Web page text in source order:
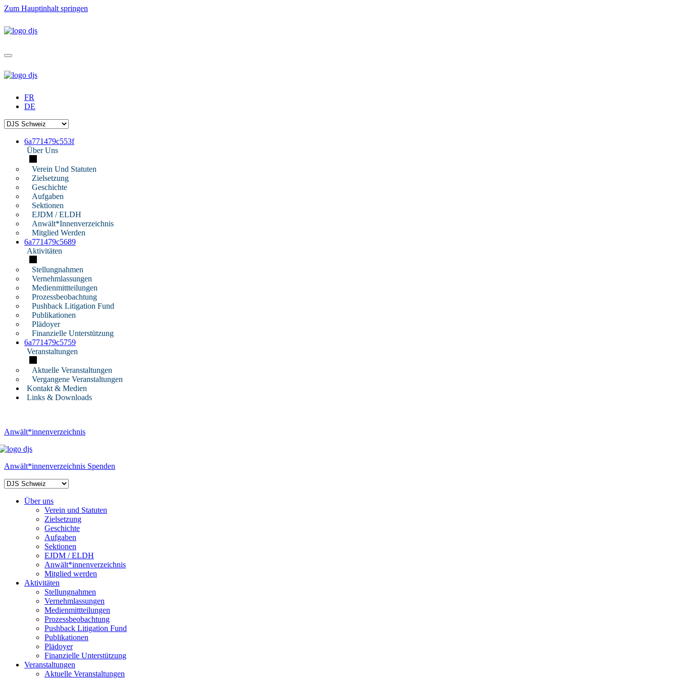
Zum Hauptinhalt springen
FR
DE
6a771479c553f
Über Uns
Verein Und Statuten
Zielsetzung
Geschichte
Aufgaben
Sektionen
EJDM / ELDH
Anwält*innenverzeichnis
Mitglied Werden
6a771479c5689
Aktivitäten
Stellungnahmen
Vernehmlassungen
Medienmittteilungen
Prozessbeobachtung
Pushback Litigation Fund
Publikationen
Plädoyer
Finanzielle Unterstützung
6a771479c5759
Veranstaltungen
Aktuelle Veranstaltungen
Vergangene Veranstaltungen
Kontakt & Medien
Links & Downloads
Anwält*innenverzeichnis
Anwält*innenverzeichnis Spenden
Über uns
Verein und Statuten
Zielsetzung
Geschichte
Aufgaben
Sektionen
EJDM / ELDH
Anwält*innenverzeichnis
Mitglied werden
Aktivitäten
Stellungnahmen
Vernehmlassungen
Medienmittteilungen
Prozessbeobachtung
Pushback Litigation Fund
Publikationen
Plädoyer
Finanzielle Unterstützung
Veranstaltungen
Aktuelle Veranstaltungen